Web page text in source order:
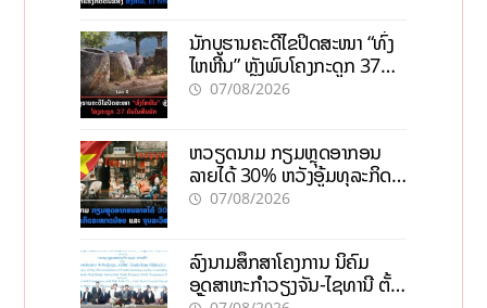
ນັກບູຮານຄະດີໄຂປິດສະໜາ “ທົ່ງ
ໄຫຫີນ” ຫຼັງພົບໂຄງກະດູກ 37
ຄົນໃນຫີນຍັກ
07/08/2026
ຫວຽດນາມ ກຽມຫຼຸດອາກອນ
ລາຍໄດ້ 30% ຫວັງອູ້ມທຸລະກິດ
ຂະໜາດນ້ອຍ ແລະ ຈຸນລະ
07/08/2026
ລົງນາມສຶກສາໂຄງການ ນິຄົມ
ອຸດສາຫະກຳວຽງຈັນ-ໄຊທານີ ຕັ້ງ